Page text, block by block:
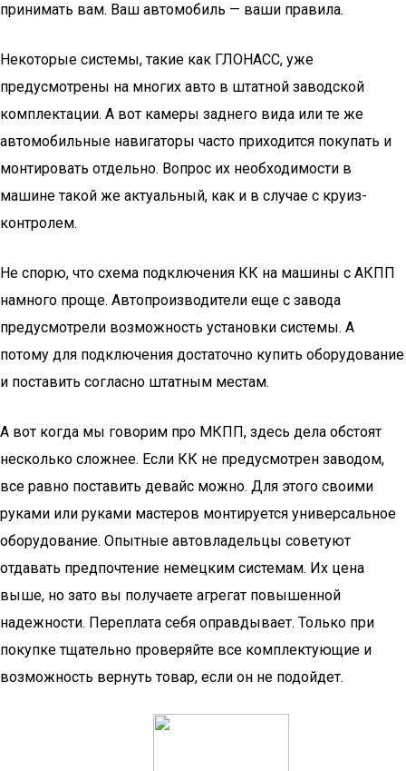
принимать вам. Ваш автомобиль — ваши правила.
Некоторые системы, такие как ГЛОНАСС, уже
предусмотрены на многих авто в штатной заводской
комплектации. А вот камеры заднего вида или те же
автомобильные навигаторы часто приходится покупать и
монтировать отдельно. Вопрос их необходимости в
машине такой же актуальный, как и в случае с круиз-
контролем.
Не спорю, что схема подключения КК на машины с АКПП
намного проще. Автопроизводители еще с завода
предусмотрели возможность установки системы. А
потому для подключения достаточно купить оборудование
и поставить согласно штатным местам.
А вот когда мы говорим про МКПП, здесь дела обстоят
несколько сложнее. Если КК не предусмотрен заводом,
все равно поставить девайс можно. Для этого своими
руками или руками мастеров монтируется универсальное
оборудование. Опытные автовладельцы советуют
отдавать предпочтение немецким системам. Их цена
выше, но зато вы получаете агрегат повышенной
надежности. Переплата себя оправдывает. Только при
покупке тщательно проверяйте все комплектующие и
возможность вернуть товар, если он не подойдет.